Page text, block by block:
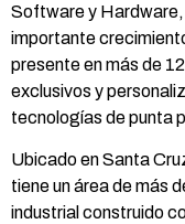
Software y Hardware,
importante
presente en más de
exclusivos y
tecnologías de punta
Ubicado en Santa
tiene un área de más
industrial construido